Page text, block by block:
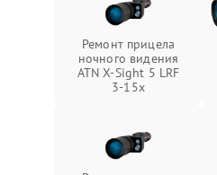
Ремонт прицела
ночного видения
ATN X-Sight 5 LRF
3-15x